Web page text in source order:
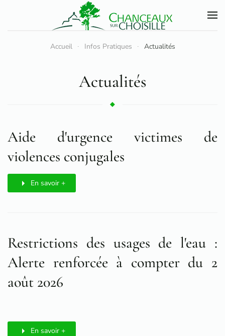
Accéder au contenu principal
Accueil Infos Pratiques Actualités
Actualités
Aide d'urgence victimes de
violences conjugales
En savoir +
Restrictions des usages de l'eau :
Alerte renforcée à compter du 2
août 2026
En savoir +